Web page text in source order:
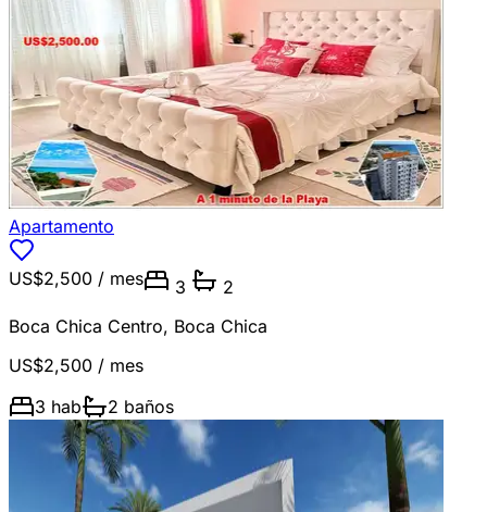
Apartamento
US$2,500 / mes 3
2
Boca Chica Centro, Boca Chica
US$2,500 / mes
3 hab 2 baños